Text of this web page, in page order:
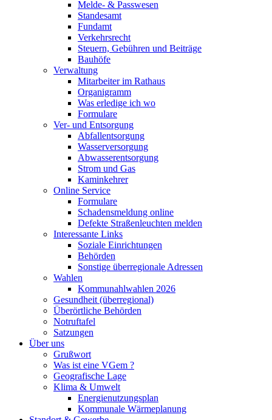
Melde- & Passwesen
Standesamt
Fundamt
Verkehrsrecht
Steuern, Gebühren und Beiträge
Bauhöfe
Verwaltung
Mitarbeiter im Rathaus
Organigramm
Was erledige ich wo
Formulare
Ver- und Entsorgung
Abfallentsorgung
Wasserversorgung
Abwasserentsorgung
Strom und Gas
Kaminkehrer
Online Service
Formulare
Schadensmeldung online
Defekte Straßenleuchten melden
Interessante Links
Soziale Einrichtungen
Behörden
Sonstige überregionale Adressen
Wahlen
Kommunahlwahlen 2026
Gesundheit (überregional)
Überörtliche Behörden
Notruftafel
Satzungen
Über uns
Grußwort
Was ist eine VGem ?
Geografische Lage
Klima & Umwelt
Energienutzungsplan
Kommunale Wärmeplanung